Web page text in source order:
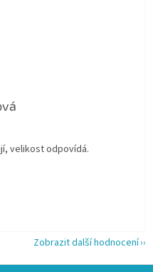
5 z 5 hvězdiček.
5 z 5 hvězdiček.
velikost odpovídá.
5 z 5 hvězdiček.
Zobrazit další hodnocení